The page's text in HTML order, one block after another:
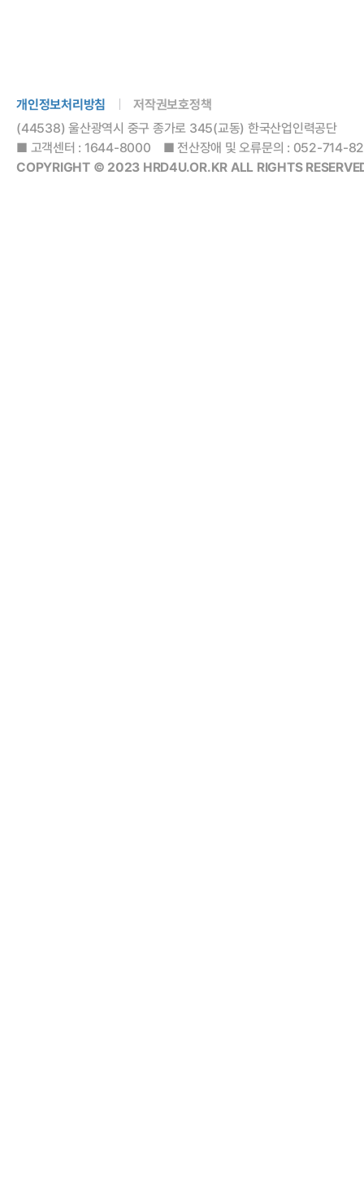
개인정보처리방침
저작권보호정책
(44538) 울산광역시 중구 종가로 345(교동) 한국산업인력공단
■ 고객센터 : 1644-8000 ■ 전산장애 및 오류문의 : 052-714-
COPYRIGHT © 2023 HRD4U.OR.KR ALL RIGHTS